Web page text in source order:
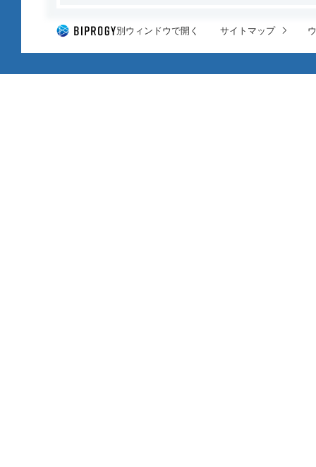
別ウィンドウで開く サイトマップ